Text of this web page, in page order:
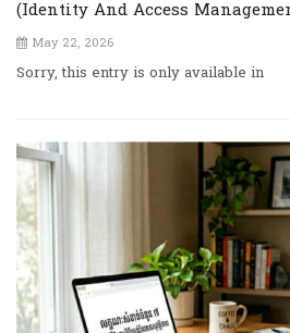
(Identity And Access
May 22, 2026
Sorry, this entry is only available in